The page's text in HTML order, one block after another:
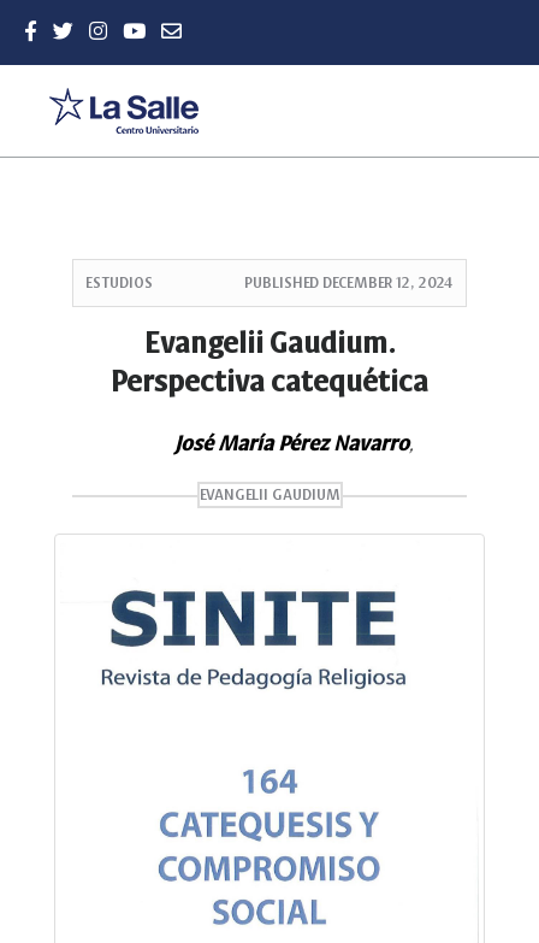
ESTUDIOS PUBLISHED DECEMBER 12, 2024
Evangelii Gaudium.
Perspectiva catequética
José María Pérez Navarro,
EVANGELII GAUDIUM